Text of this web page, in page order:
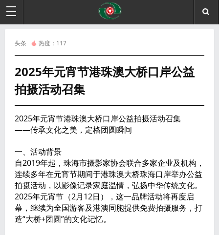
头条 热度： 117
2025年元宵节港珠澳大桥口岸公益
拍摄活动召集
2025年元宵节港珠澳大桥口岸公益拍摄活动召集
——传承文化之美，定格团圆瞬间
一、活动背景
自2019年起，珠海市摄影家协会联合多家企业及机构，
连续多年在元宵节期间于港珠澳大桥珠海口岸举办公益
拍摄活动，以影像记录家庭温情，弘扬中华传统文化。
2025年元宵节（2月12日），这一品牌活动将再度启
幕，继续为全国游客及港澳同胞提供免费拍摄服务，打
造“大桥+团圆”的文化记忆。